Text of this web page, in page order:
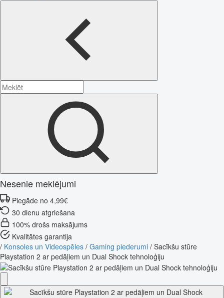
Nesenie meklējumi
Piegāde no 4,99€
30 dienu atgriešana
100% drošs maksājums
Kvalitātes garantija
/ Konsoles un Videospēles / Gaming piederumi / Sacīkšu stūre
Playstation 2 ar pedāļiem un Dual Shock tehnoloģiju